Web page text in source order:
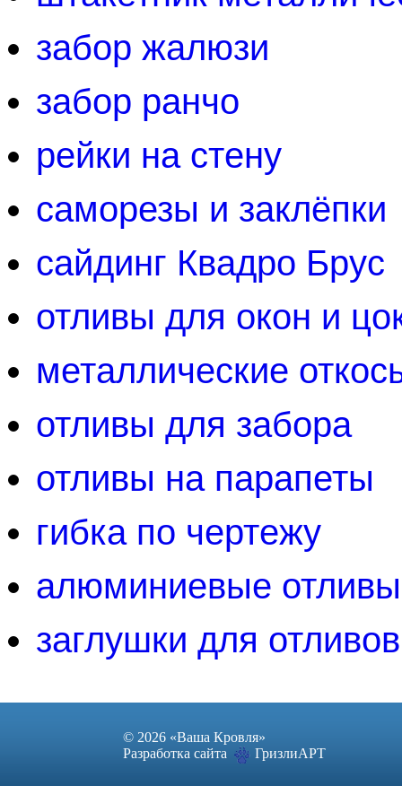
забор жалюзи
забор ранчо
рейки на стену
саморезы и заклёпки
сайдинг Квадро Брус
отливы для окон и
металлические
отливы для забора
отливы на парапеты
гибка по чертежу
алюминиевые отливы
заглушки для отливов
© 2026 «Ваша Кровля»
Разработка сайта
ГризлиАРТ